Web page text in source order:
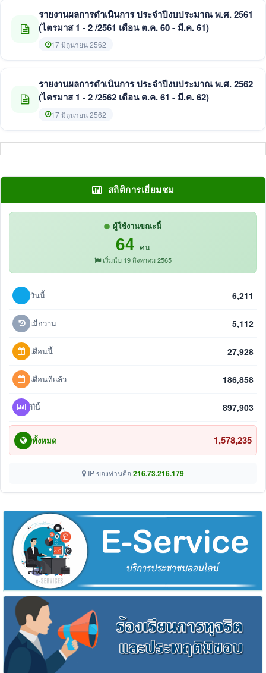
รายงานผลการดำเนินการ ประจำปีงบประมาณ พ.ศ. 2561
(ไตรมาส 1 - 2 /2561 เดือน ต.ค. 60 - มี.ค. 61)
17 มิถุนายน 2562
รายงานผลการดำเนินการ ประจำปีงบประมาณ พ.ศ. 2562
(ไตรมาส 1 - 2 /2562 เดือน ต.ค. 61 - มี.ค. 62)
17 มิถุนายน 2562
สถิติการเยี่ยมชม
ผู้ใช้งานขณะนี้
64 คน
เริ่มนับ 19 สิงหาคม 2565
วันนี้ 6,211
เมื่อวาน 5,112
เดือนนี้ 27,928
เดือนที่แล้ว 186,858
ปีนี้ 897,903
ทั้งหมด 1,578,235
IP ของท่านคือ 216.73.216.179